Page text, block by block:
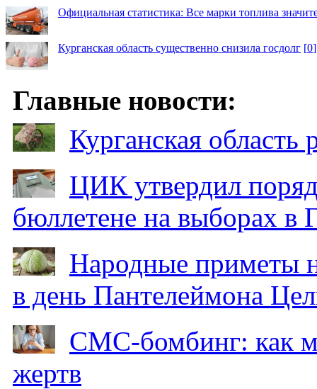
Официальная статистика: Все марки топлива
Курганская область существенно снизила госдолг [0]
Главные новости:
Курганская
ЦИК утвердил
бюллетене на выборах в
Народные приметы
в день Пантелеймона
СМС-бомбинг: как
жертв